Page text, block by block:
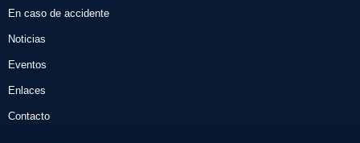
En caso de accidente
Noticias
Eventos
Enlaces
Contacto